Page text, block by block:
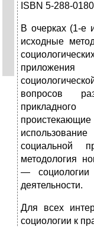
ISBN 5-288-
В очерках (1-е
исходные
приложения
вопросов
прикладного
социальной
методология
— со­циологии
деятельности.
Для всех
социологии к